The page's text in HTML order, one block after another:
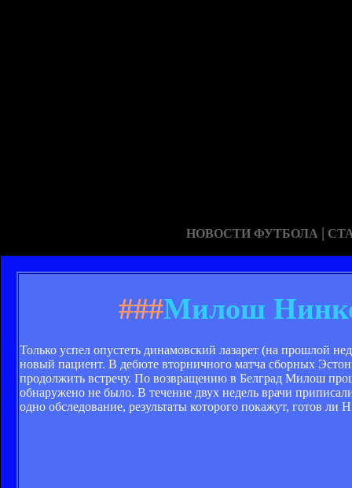
НОВОСТИ ФУТБОЛА |
###Милош
Только успел опустеть динамовский лазарет (на прошлой
новый пациент. В дебюте вторничного матча сборных
продолжить встречу. По возвращению в Белград Милош
обнаружено не было. В течение двух недель врачи
одно обследование, результаты которого покажут, готов